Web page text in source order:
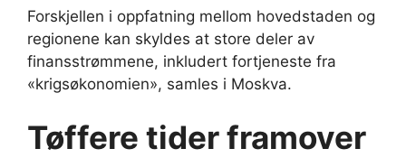
Forskjellen i oppfatning mellom hovedstaden og
regionene kan skyldes at store deler av
finansstrømmene, inkludert fortjeneste fra
«krigsøkonomien», samles i Moskva.
Tøffere tider framover